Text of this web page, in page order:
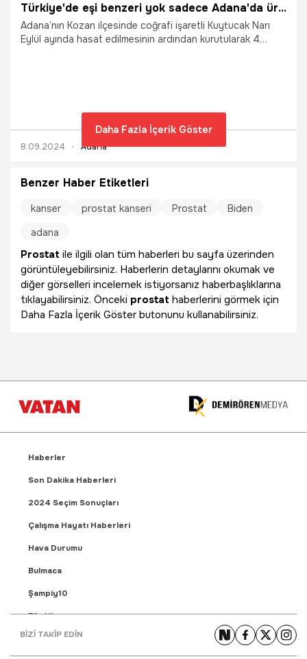
Türkiye'de eşi benzeri yok sadece Adana'da üretiliyor! Hasat başlıyor
Adana’nın Kozan ilçesinde coğrafi işaretli Kuytucak Narı
Eylül ayında hasat edilmesinin ardından kurutularak 4
8.09.2024 Adana
Daha Fazla İçerik Göster
Benzer Haber Etiketleri
kanser prostat kanseri Prostat
Biden
adana
Prostat ile ilgili olan tüm haberleri bu sayfa üzerinden
görüntüleyebilirsiniz. Haberlerin detaylarını okumak ve
diğer görselleri incelemek istiyorsanız haberbaşlıklarına
tıklayabilirsiniz. Önceki prostat haberlerini görmek için
Daha Fazla İçerik Göster butonunu kullanabilirsiniz.
Haberler
Son Dakika Haberleri
2024 Seçim Sonuçları
Çalışma Hayatı Haberleri
Hava Durumu
Bulmaca
Şampiy10
Fikstür
Puan Durumu
BİZİ TAKİP EDİN